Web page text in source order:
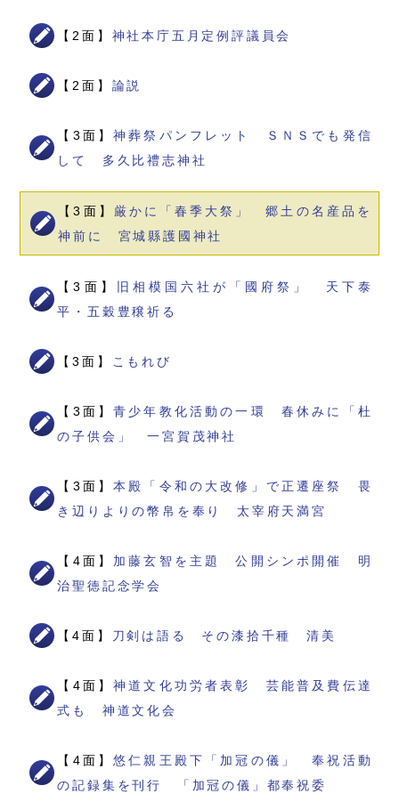
【2面】 神社本庁五月定例評議員会
【2面】 論説
【3面】神葬祭パンフレット ＳＮＳでも発信
して 多久比禮志神社
【3面】 厳かに「春季大祭」 郷土の名産品を
神前に 宮城縣護國神社
【3面】
旧相模国六社が「國府祭」 天下泰
平・五穀豊穣祈る
【3面】 こもれび
【3面】青少年教化活動の一環 春休みに「杜
の子供会」 一宮賀茂神社
【3面】本殿「令和の大改修」で正遷座祭 畏
き辺りよりの幣帛を奉り 太宰府天満宮
【4面】 加藤玄智を主題 公開シンポ開催 明
治聖徳記念学会
【4面】 刀剣は語る その漆拾千種 清美
【4面】神道文化功労者表彰 芸能普及費伝達
式も 神道文化会
【4面】悠仁親王殿下「加冠の儀」 奉祝活動
の記録集を刊行 「加冠の儀」都奉祝委